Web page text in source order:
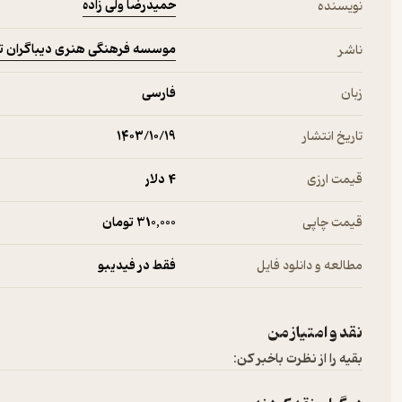
نویسنده حمیدرضا ولی زاده
ناشر موسسه فرهنگی هنری دیباگران
زبان فارسی
تاریخ انتشار ۱۴۰۳/۱۰/۱۹
قیمت ارزی 4 دلار
قیمت چاپی 310,000 تومان
مطالعه و دانلود فایل فقط در فیدیبو
نقد و امتیاز من
بقیه را از نظرت باخبر کن: